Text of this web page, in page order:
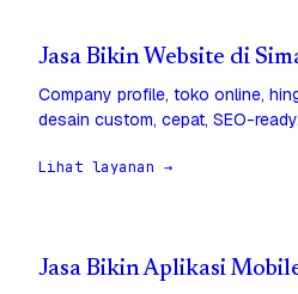
Jasa Bikin Website di
Company profile, toko online,
desain custom, cepat, SEO-ready.
Lihat layanan →
Jasa Bikin Aplikasi